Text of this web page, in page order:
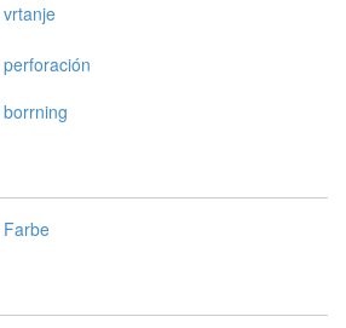
vrtanje
perforación
borrning
Farbe